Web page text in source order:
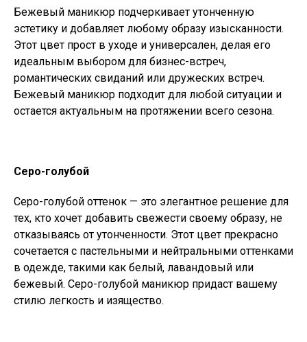
Бежевый маникюр подчеркивает утонченную
эстетику и добавляет любому образу изысканности.
Этот цвет прост в уходе и универсален, делая его
идеальным выбором для бизнес-встреч,
романтических свиданий или дружеских встреч.
Бежевый маникюр подходит для любой ситуации и
остается актуальным на протяжении всего сезона.
Серо-голубой
Серо-голубой оттенок — это элегантное решение для
тех, кто хочет добавить свежести своему образу, не
отказываясь от утонченности. Этот цвет прекрасно
сочетается с пастельными и нейтральными оттенками
в одежде, такими как белый, лавандовый или
бежевый. Серо-голубой маникюр придаст вашему
стилю легкость и изящество.